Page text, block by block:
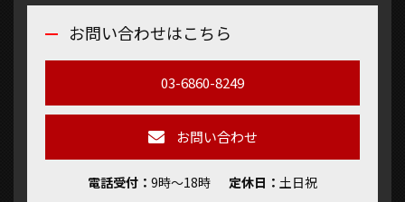
お問い合わせはこちら
03-6860-8249
お問い合わせ
電話受付 9時～18時 定休日 土日祝